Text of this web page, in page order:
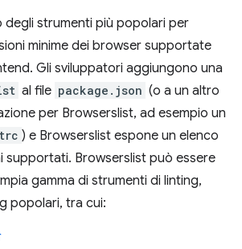
degli strumenti più popolari per
minime dei browser supportate
Gli sviluppatori aggiungono una
al file package.json (o a un altro
per Browserslist, ad esempio un
) e Browserslist espone un elenco
supportati. Browserslist può essere
gamma di strumenti di linting,
popolari, tra cui: